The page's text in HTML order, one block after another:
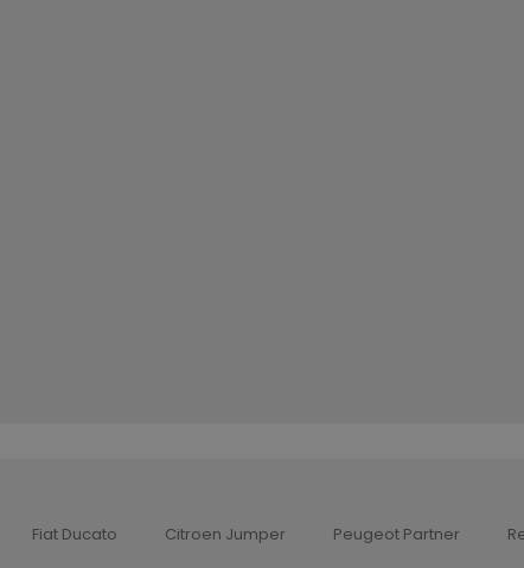
Fiat Ducato Citroen Jumper Peugeot Partner